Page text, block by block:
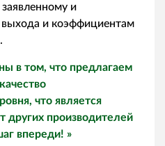
и
и коэффициентам
в том, что предлагаем
что является
других производителей
впереди! »